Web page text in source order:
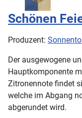
Schönen
Produzent:
Der ausgewogene
Hauptkomponente
Zitronennote findet
welche im Abgang
abgerundet wird.